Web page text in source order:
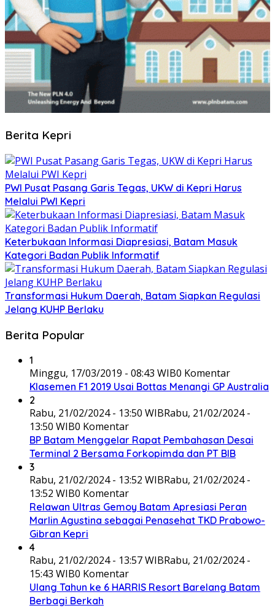
Berita Kepri
PWI Pusat Pasang Garis Tegas, UKW di Kepri Harus
Melalui PWI Kepri
Keterbukaan Informasi Diapresiasi, Batam Masuk
Kategori Badan Publik Informatif
Transformasi Hukum Daerah, Batam Siapkan Regulasi
Jelang KUHP Berlaku
Berita Popular
1
Minggu, 17/03/2019 - 08:43 WIB0 Komentar
Klasemen F1 2019 Usai Bottas Menangi GP Australia
2
Rabu, 21/02/2024 - 13:50 WIBRabu, 21/02/2024 -
13:50 WIB0 Komentar
BP Batam Menggelar Rapat Pembahasan Desai
Terminal 2 Bersama Forkopimda dan PT BIB
3
Rabu, 21/02/2024 - 13:52 WIBRabu, 21/02/2024 -
13:52 WIB0 Komentar
Relawan Ultras Gemoy Batam Apresiasi Peran
Marlin Agustina sebagai Penasehat TKD Prabowo-
Gibran Kepri
4
Rabu, 21/02/2024 - 13:57 WIBRabu, 21/02/2024 -
15:43 WIB0 Komentar
Ulang Tahun ke 6 HARRIS Resort Barelang Batam
Berbagi Berkah